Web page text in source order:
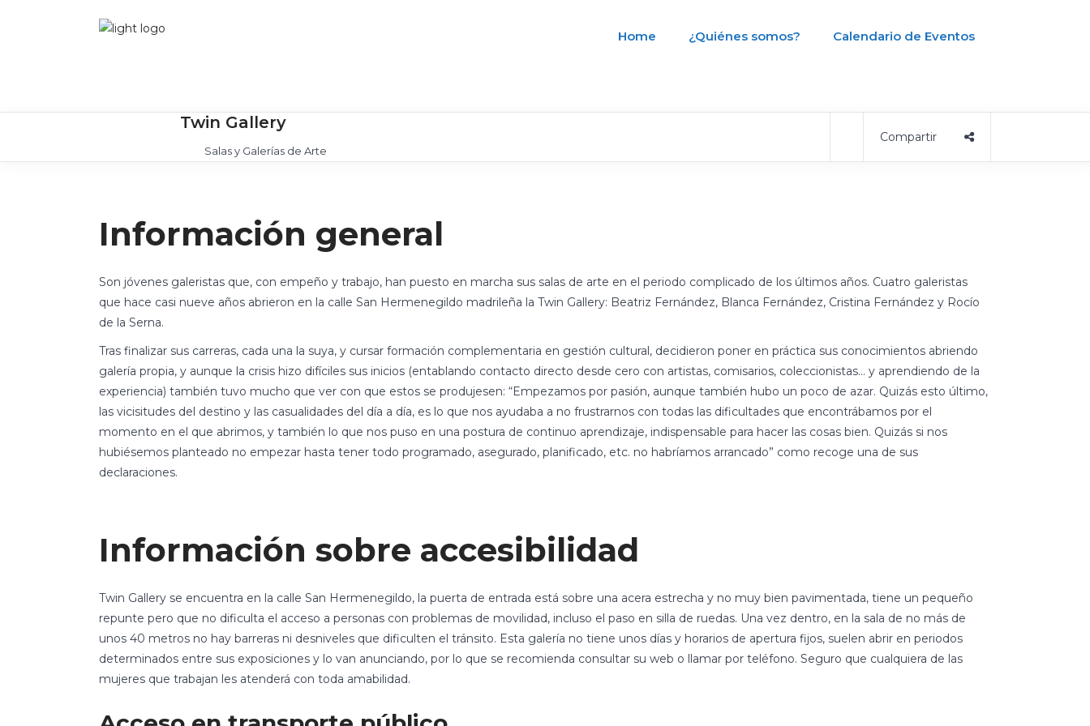
Home ¿Quiénes somos? Calendario de Eventos
Twin Gallery
Salas y Galerías de Arte
Información general
Son jóvenes galeristas que, con empeño y trabajo, han puesto en marcha sus salas de arte en el periodo complicado de los últimos años. Cuatro galeristas
que hace casi nueve años abrieron en la calle San Hermenegildo madrileña la Twin Gallery: Beatriz Fernández, Blanca Fernández, Cristina Fernández y Rocío
de la Serna.
Tras finalizar sus carreras, cada una la suya, y cursar formación complementaria en gestión cultural, decidieron poner en práctica sus conocimientos abriendo
galería propia, y aunque la crisis hizo difíciles sus inicios (entablando contacto directo desde cero con artistas, comisarios, coleccionistas… y aprendiendo de la
experiencia) también tuvo mucho que ver con que estos se produjesen: “Empezamos por pasión, aunque también hubo un poco de azar. Quizás esto último,
las vicisitudes del destino y las casualidades del día a día, es lo que nos ayudaba a no frustrarnos con todas las dificultades que encontrábamos por el
momento en el que abrimos, y también lo que nos puso en una postura de continuo aprendizaje, indispensable para hacer las cosas bien. Quizás si nos
hubiésemos planteado no empezar hasta tener todo programado, asegurado, planificado, etc. no habríamos arrancado” como recoge una de sus
declaraciones.
Información sobre accesibilidad
Twin Gallery se encuentra en la calle San Hermenegildo, la puerta de entrada está sobre una acera estrecha y no muy bien pavimentada, tiene un pequeño
repunte pero que no dificulta el acceso a personas con problemas de movilidad, incluso el paso en silla de ruedas. Una vez dentro, en la sala de no más de
unos 40 metros no hay barreras ni desniveles que dificulten el tránsito. Esta galería no tiene unos días y horarios de apertura fijos, suelen abrir en periodos
determinados entre sus exposiciones y lo van anunciando, por lo que se recomienda consultar su web o llamar por teléfono. Seguro que cualquiera de las
mujeres que trabajan les atenderá con toda amabilidad.